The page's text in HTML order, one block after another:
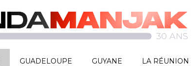
GUADELOUPE GUYANE LA RÉUNION